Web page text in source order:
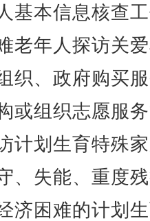
基本信息核查
老年人探访关
织、政府购买
或组织志愿服
计划生育特殊
、失能、重度
济困难的计划